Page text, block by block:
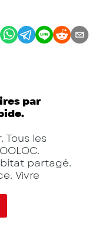
par
Tous les
partagé.
Vivre